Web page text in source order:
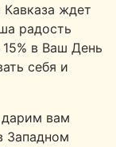
ждет
радость
в Ваш День
себя и
вам
Западном